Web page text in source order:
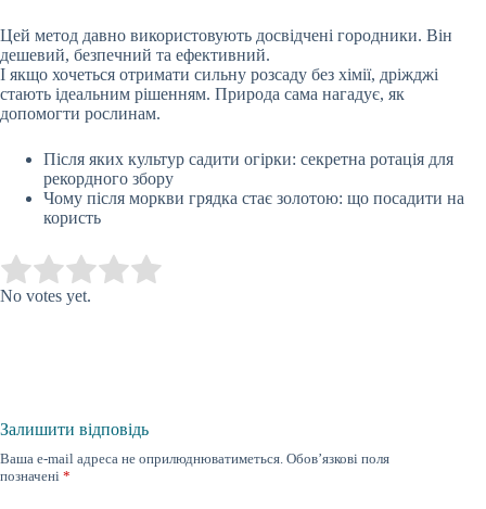
Цей метод давно використовують досвідчені городники. Він
дешевий, безпечний та ефективний.
І якщо хочеться отримати сильну розсаду без хімії, дріжджі
стають ідеальним рішенням. Природа сама нагадує, як
допомогти рослинам.
Після яких культур садити огірки: секретна ротація для
рекордного збору
Чому після моркви грядка стає золотою: що посадити на
користь
Rate this item:
No votes yet.
Залишити відповідь
Ваша e-mail адреса не оприлюднюватиметься. Обов’язкові поля
позначені *